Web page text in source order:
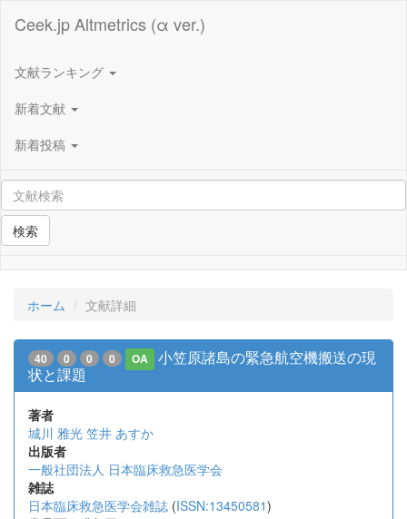
Ceek.jp Altmetrics (α ver.)
文献ランキング
新着文献
新着投稿
検索
ホーム 文献詳細
40 0 0 0 OA
小笠原諸島の緊急航空機搬送の現
状と課題
著者
城川 雅光 笠井 あすか
出版者
一般社団法人 日本臨床救急医学会
雑誌
日本臨床救急医学会雑誌 (ISSN:13450581)